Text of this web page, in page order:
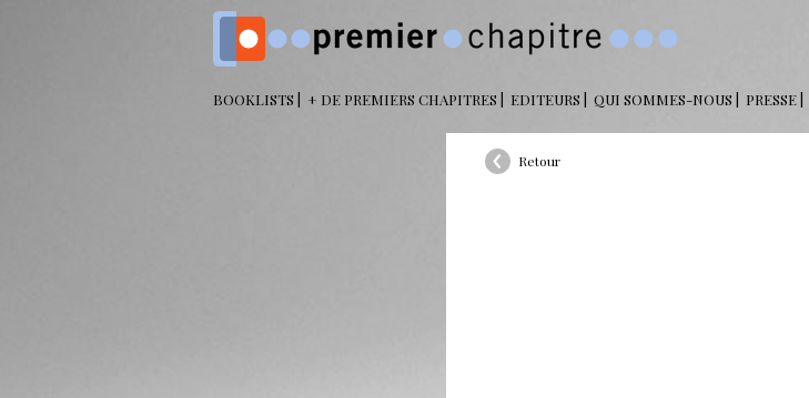
BOOKLISTS + DE PREMIERS CHAPITRES EDITEURS QUI SOMMES-NOUS PRESSE
Retour